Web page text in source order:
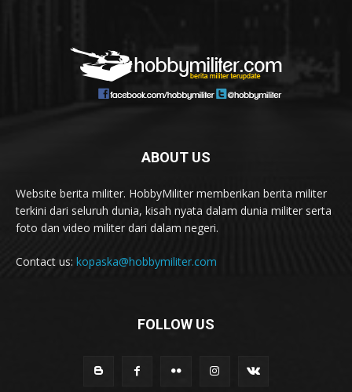
ABOUT US
Website berita militer. HobbyMiliter memberikan berita militer
terkini dari seluruh dunia, kisah nyata dalam dunia militer serta
foto dan video militer dari dalam negeri.
Contact us: kopaska@hobbymiliter.com
FOLLOW US